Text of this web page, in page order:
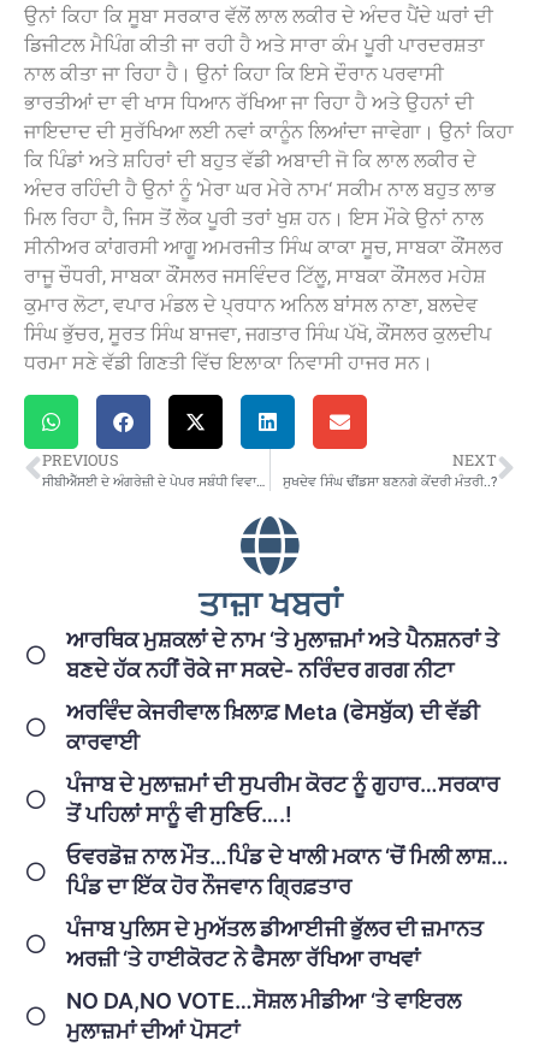
ਉਨਾਂ ਕਿਹਾ ਕਿ ਸੂਬਾ ਸਰਕਾਰ ਵੱਲੋਂ ਲਾਲ ਲਕੀਰ ਦੇ ਅੰਦਰ ਪੈਂਦੇ ਘਰਾਂ ਦੀ
ਡਿਜੀਟਲ ਮੈਪਿੰਗ ਕੀਤੀ ਜਾ ਰਹੀ ਹੈ ਅਤੇ ਸਾਰਾ ਕੰਮ ਪੂਰੀ ਪਾਰਦਰਸ਼ਤਾ
ਨਾਲ ਕੀਤਾ ਜਾ ਰਿਹਾ ਹੈ। ਉਨਾਂ ਕਿਹਾ ਕਿ ਇਸੇ ਦੌਰਾਨ ਪਰਵਾਸੀ
ਭਾਰਤੀਆਂ ਦਾ ਵੀ ਖਾਸ ਧਿਆਨ ਰੱਖਿਆ ਜਾ ਰਿਹਾ ਹੈ ਅਤੇ ਉਹਨਾਂ ਦੀ
ਜਾਇਦਾਦ ਦੀ ਸੁਰੱਖਿਆ ਲਈ ਨਵਾਂ ਕਾਨੂੰਨ ਲਿਆਂਦਾ ਜਾਵੇਗਾ। ਉਨਾਂ ਕਿਹਾ
ਕਿ ਪਿੰਡਾਂ ਅਤੇ ਸ਼ਹਿਰਾਂ ਦੀ ਬਹੁਤ ਵੱਡੀ ਅਬਾਦੀ ਜੋ ਕਿ ਲਾਲ ਲਕੀਰ ਦੇ
ਅੰਦਰ ਰਹਿੰਦੀ ਹੈ ਉਨਾਂ ਨੂੰ ‘ਮੇਰਾ ਘਰ ਮੇਰੇ ਨਾਮ‘ ਸਕੀਮ ਨਾਲ ਬਹੁਤ ਲਾਭ
ਮਿਲ ਰਿਹਾ ਹੈ, ਜਿਸ ਤੋਂ ਲੋਕ ਪੂਰੀ ਤਰਾਂ ਖੁਸ਼ ਹਨ। ਇਸ ਮੌਕੇ ਉਨਾਂ ਨਾਲ
ਸੀਨੀਅਰ ਕਾਂਗਰਸੀ ਆਗੂ ਅਮਰਜੀਤ ਸਿੰਘ ਕਾਕਾ ਸੂਚ, ਸਾਬਕਾ ਕੌਂਸਲਰ
ਰਾਜੂ ਚੌਧਰੀ, ਸਾਬਕਾ ਕੌਂਸਲਰ ਜਸਵਿੰਦਰ ਟਿੱਲੂ, ਸਾਬਕਾ ਕੌਂਸਲਰ ਮਹੇਸ਼
ਕੁਮਾਰ ਲੋਟਾ, ਵਪਾਰ ਮੰਡਲ ਦੇ ਪ੍ਰਧਾਨ ਅਨਿਲ ਬਾਂਸਲ ਨਾਣਾ, ਬਲਦੇਵ
ਸਿੰਘ ਭੁੱਚਰ, ਸੂਰਤ ਸਿੰਘ ਬਾਜਵਾ, ਜਗਤਾਰ ਸਿੰਘ ਪੱਖੋ, ਕੌਂਸਲਰ ਕੁਲਦੀਪ
ਧਰਮਾ ਸਣੇ ਵੱਡੀ ਗਿਣਤੀ ਵਿੱਚ ਇਲਾਕਾ ਨਿਵਾਸੀ ਹਾਜਰ ਸਨ।
PREVIOUS
ਸੀਬੀਐੱਸਈ ਦੇ ਅੰਗਰੇਜ਼ੀ ਦੇ ਪੇਪਰ ਸਬੰਧੀ ਵਿਵਾਦ ਸ਼ੁਰੂ
NEXT
ਸੁਖਦੇਵ ਸਿੰਘ ਢੀਂਡਸਾ ਬਣਨਗੇ ਕੇਂਦਰੀ ਮੰਤਰੀ..?
ਤਾਜ਼ਾ ਖਬਰਾਂ
ਆਰਥਿਕ ਮੁਸ਼ਕਲਾਂ ਦੇ ਨਾਮ ‘ਤੇ ਮੁਲਾਜ਼ਮਾਂ ਅਤੇ ਪੈਨਸ਼ਨਰਾਂ ਤੇ
ਬਣਦੇ ਹੱਕ ਨਹੀਂ ਰੋਕੇ ਜਾ ਸਕਦੇ- ਨਰਿੰਦਰ ਗਰਗ ਨੀਟਾ
ਅਰਵਿੰਦ ਕੇਜਰੀਵਾਲ ਖ਼ਿਲਾਫ਼ Meta (ਫੇਸਬੁੱਕ) ਦੀ ਵੱਡੀ
ਕਾਰਵਾਈ
ਪੰਜਾਬ ਦੇ ਮੁਲਾਜ਼ਮਾਂ ਦੀ ਸੁਪਰੀਮ ਕੋਰਟ ਨੂੰ ਗੁਹਾਰ…ਸਰਕਾਰ
ਤੋਂ ਪਹਿਲਾਂ ਸਾਨੂੰ ਵੀ ਸੁਣਿਓ….!
ਓਵਰਡੋਜ਼ ਨਾਲ ਮੌਤ…ਪਿੰਡ ਦੇ ਖਾਲੀ ਮਕਾਨ ‘ਚੋਂ ਮਿਲੀ ਲਾਸ਼…
ਪਿੰਡ ਦਾ ਇੱਕ ਹੋਰ ਨੌਜਵਾਨ ਗ੍ਰਿਫ਼ਤਾਰ
ਪੰਜਾਬ ਪੁਲਿਸ ਦੇ ਮੁਅੱਤਲ ਡੀਆਈਜੀ ਭੁੱਲਰ ਦੀ ਜ਼ਮਾਨਤ
ਅਰਜ਼ੀ ‘ਤੇ ਹਾਈਕੋਰਟ ਨੇ ਫੈਸਲਾ ਰੱਖਿਆ ਰਾਖਵਾਂ
NO DA,NO VOTE…ਸੋਸ਼ਲ ਮੀਡੀਆ ‘ਤੇ ਵਾਇਰਲ
ਮੁਲਾਜ਼ਮਾਂ ਦੀਆਂ ਪੋਸਟਾਂ